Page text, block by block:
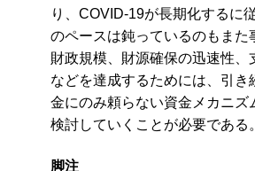
り、COVID-19が長期化するに
のペースは鈍っているのもまた
財政規模、財源確保の迅速性、
などを達成するためには、引き
金にのみ頼らない資金メカニズ
検討していくことが必要である。
脚注